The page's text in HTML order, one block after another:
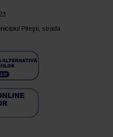
Piteşti, strada